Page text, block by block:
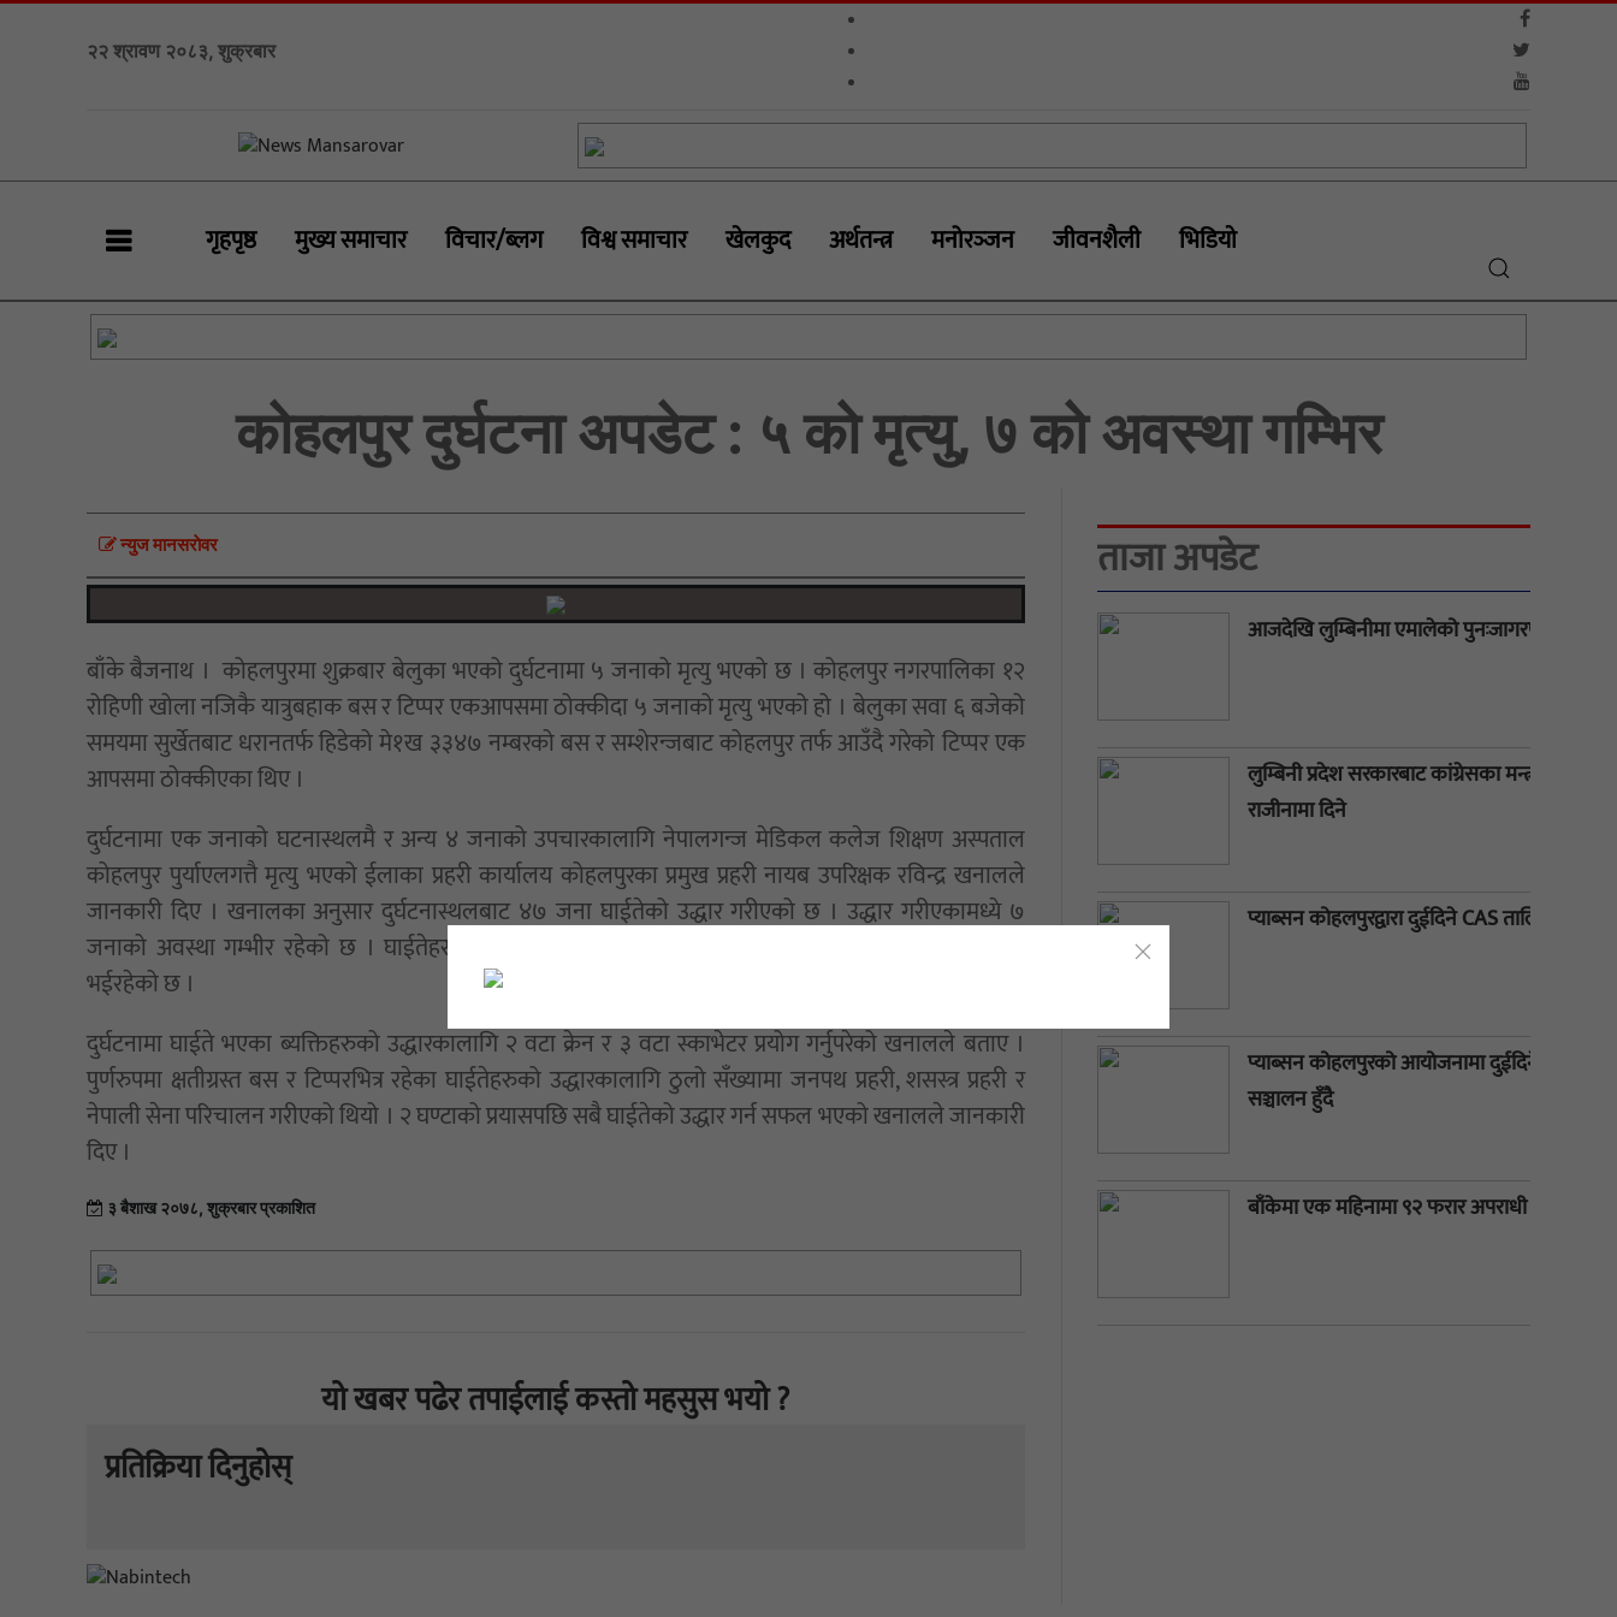
२२ श्रावण २०८३, शुक्रबार
गृहपृष्ठ मुख्य समाचार विचार/ब्लग विश्व समाचार खेलकुद अर्थतन्त्र मनोरञ्‍जन जीवनशैली भिडियाे
कोहलपुर दुर्घटना अपडेट : ५ को मृत्यु, ७ को अवस्था गम्भिर
न्युज मानसराेवर
बाँके बैजनाथ । कोहलपुरमा शुक्रबार बेलुका भएको दुर्घटनामा ५ जनाको मृत्यु भएको छ । कोहलपुर नगरपालिका १२
रोहिणी खोला नजिकै यात्रुबहाक बस र टिप्पर एकआपसमा ठोक्कीदा ५ जनाको मृत्यु भएको हो । बेलुका सवा ६ बजेको
समयमा सुर्खेतबाट धरानतर्फ हिडेको मे१ख ३३४७ नम्बरको बस र सम्शेरन्जबाट कोहलपुर तर्फ आउँदै गरेको टिप्पर एक
आपसमा ठोक्कीएका थिए ।
दुर्घटनामा एक जनाको घटनास्थलमै र अन्य ४ जनाको उपचारकालागि नेपालगन्ज मेडिकल कलेज शिक्षण अस्पताल
कोहलपुर पुर्याएलगत्तै मृत्यु भएको ईलाका प्रहरी कार्यालय कोहलपुरका प्रमुख प्रहरी नायब उपरिक्षक रविन्द्र खनालले
जानकारी दिए । खनालका अनुसार दुर्घटनास्थलबाट ४७ जना घाईतेको उद्धार गरीएको छ । उद्धार गरीएकामध्ये ७
जनाको अवस्था गम्भीर रहेको छ । घाईतेहरुको नेपालगन्ज मेडिकल कलेज शिक्षण अस्पताल कोहलपुरमा उपचार
भईरहेको छ ।
दुर्घटनामा घाईते भएका ब्यक्तिहरुको उद्धारकालागि २ वटा क्रेन र ३ वटा स्काभेटर प्रयोग गर्नुपरेको खनालले बताए ।
पुर्णरुपमा क्षतीग्रस्त बस र टिप्परभित्र रहेका घाईतेहरुको उद्धारकालागि ठुलो सँख्यामा जनपथ प्रहरी, शसस्त्र प्रहरी र
नेपाली सेना परिचालन गरीएको थियो । २ घण्टाको प्रयासपछि सबै घाईतेको उद्धार गर्न सफल भएको खनालले जानकारी
दिए ।
३ बैशाख २०७८, शुक्रबार प्रकाशित
यो खबर पढेर तपाईलाई कस्तो महसुस भयो ?
प्रतिक्रिया दिनुहोस्
ताजा अपडेट
आजदेखि लुम्बिनीमा एमालेको पुनःजागरण
लुम्बिनी प्रदेश सरकारबाट कांग्रेसका मन्त्रीहरूले
राजीनामा दिने
प्याब्सन कोहलपुरद्वारा दुईदिने CAS तालिम उद्घाटन
प्याब्सन कोहलपुरको आयोजनामा दुईदिने CAS
सञ्चालन हुँदै
बाँकेमा एक महिनामा ९२ फरार अपराधी पक्राउ